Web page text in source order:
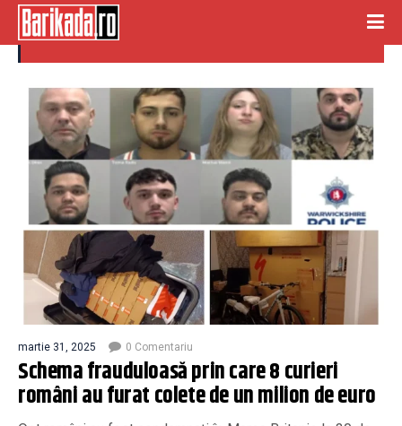
CURIERI ROMANI
martie 31, 2025 0 Comentariu
Schema frauduloasă prin care 8 curieri
români au furat colete de un milion de euro